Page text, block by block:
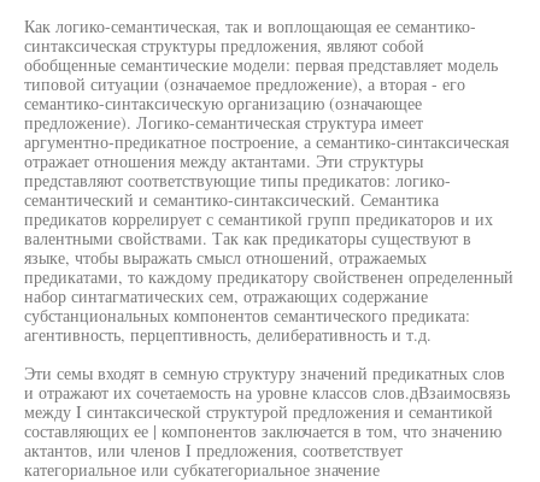
Как логико-семантическая, так и воплощающая ее семантико-
синтаксическая структуры предложения, являют собой
обобщенные семантические модели: первая представляет модель
типовой ситуации (означаемое предложение), а вторая - его
семантико-синтаксическую организацию (означающее
предложение). Логико-семантическая структура имеет
аргументно-предикатное построение, а семантико-синтаксическая
отражает отношения между актантами. Эти структуры
представляют соответствующие типы предикатов: логико-
семантический и семантико-синтаксический. Семантика
предикатов коррелирует с семантикой групп предикаторов и их
валентными свойствами. Так как предикаторы существуют в
языке, чтобы выражать смысл отношений, отражаемых
предикатами, то каждому предикатору свойственен определенный
набор синтагматических сем, отражающих содержание
субстанциональных компонентов семантического предиката:
агентивность, перцептивность, делиберативность и т.д.
Эти семы входят в семную структуру значений предикатных слов
и отражают их сочетаемость на уровне классов слов.дВзаимосвязь
между I синтаксической структурой предложения и семантикой
составляющих ее | компонентов заключается в том, что значению
актантов, или членов I предложения, соответствует
категориальное или субкатегориальное значение